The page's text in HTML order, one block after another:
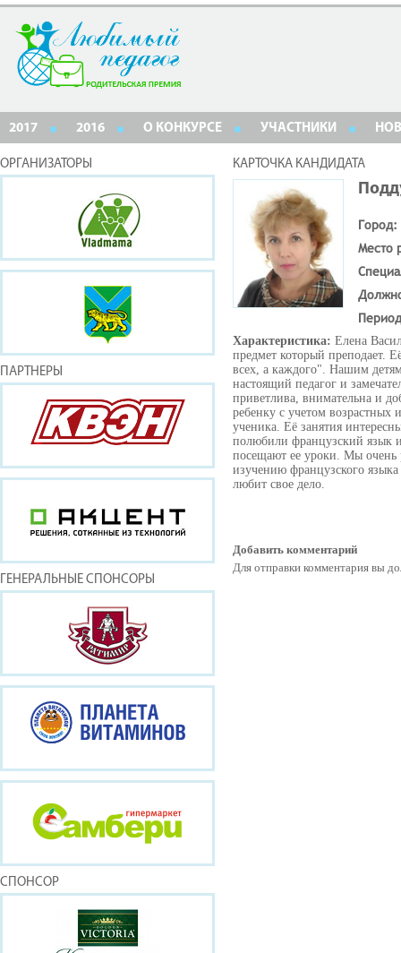
2017 2016 О КОНКУРСЕ УЧАСТНИКИ
ОРГАНИЗАТОРЫ
ПАРТНЕРЫ
ГЕНЕРАЛЬНЫЕ СПОНСОРЫ
СПОНСОР
КАРТОЧКА КАНДИДАТА
Город:
Место
Характеристика: Елена
предмет который преподает.
всех, а каждого". Нашим
настоящий педагог и
приветлива, внимательна и
ребенку с учетом возрастных
ученика. Её занятия
полюбили французский язык
посещают ее уроки. Мы очень
изучению французского
любит свое дело.
Добавить комментарий
Для отправки комментария вы